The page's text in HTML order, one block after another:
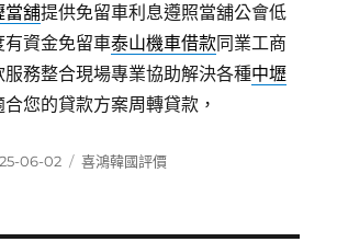
當舖提供免留車利息遵照當舖公會低
有資金免留車泰山機車借款同業工商
務整合現場專業協助解決各種中壢
您的貸款方案周轉貸款，
06-02
分
喜鴻韓國評價